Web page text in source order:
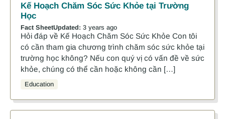
Kế Hoạch Chăm Sóc Sức Khỏe tại Trường
Học
Fact SheetUpdated: 3 years ago
Hỏi đáp về Kế Hoạch Chăm Sóc Sức Khỏe Con tôi
có cần tham gia chương trình chăm sóc sức khỏe tại
trường học không? Nếu con quý vị có vấn đề về sức
khỏe, chúng có thể cần hoặc không cần […]
Education